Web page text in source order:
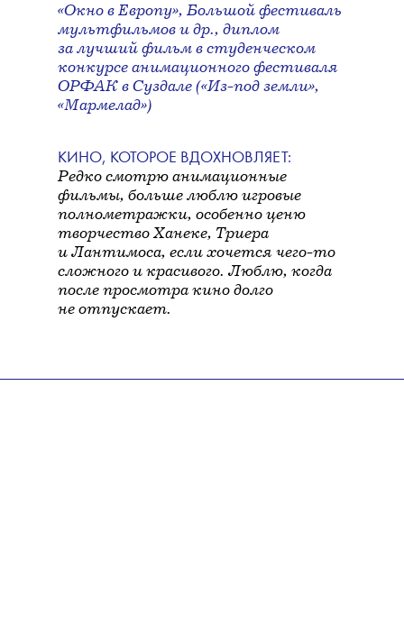
«Окно в Европу», Большой фестиваль
мультфильмов и др., диплом
за лучший фильм в студенческом
конкурсе анимационного фестиваля
ОРФАК в Суздале («Из-под земли»,
«Мармелад»)
КИНО, КОТОРОЕ ВДОХНОВЛЯЕТ:
Редко смотрю анимационные
фильмы, больше люблю игровые
полнометражки, особенно ценю
творчество Ханеке, Триера
и Лантимоса, если хочется чего-то
сложного и красивого. Люблю, когда
после просмотра кино долго
не отпускает.